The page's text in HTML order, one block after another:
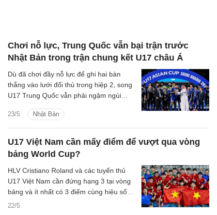
Chơi nỗ lực, Trung Quốc vẫn bại trận trước
Nhật Bản trong trận chung kết U17 châu Á
23/5 Nhật Bản
Dù đã chơi đầy nỗ lực để ghi hai bàn
thắng vào lưới đối thủ trong hiệp 2, song
U17 Trung Quốc vẫn phải ngậm ngùi
VCK U17 châu Á 2026.
U17 Việt Nam cần mấy điểm để vượt qua vòng
bảng World Cup?
22/5
HLV Cristiano Roland và các tuyển thủ
U17 Việt Nam cần đứng hạng 3 tại vòng
bảng và ít nhất có 3 điểm cùng hiệu số
tốt để cạnh tranh vé đi tiếp.